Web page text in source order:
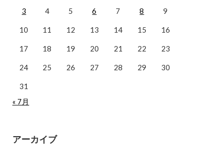
3 4 5 6 7 8 9
10 11 12 13 14 15 16
17 18 19 20 21 22 23
24 25 26 27 28 29 30
31
« 7月
アーカイブ